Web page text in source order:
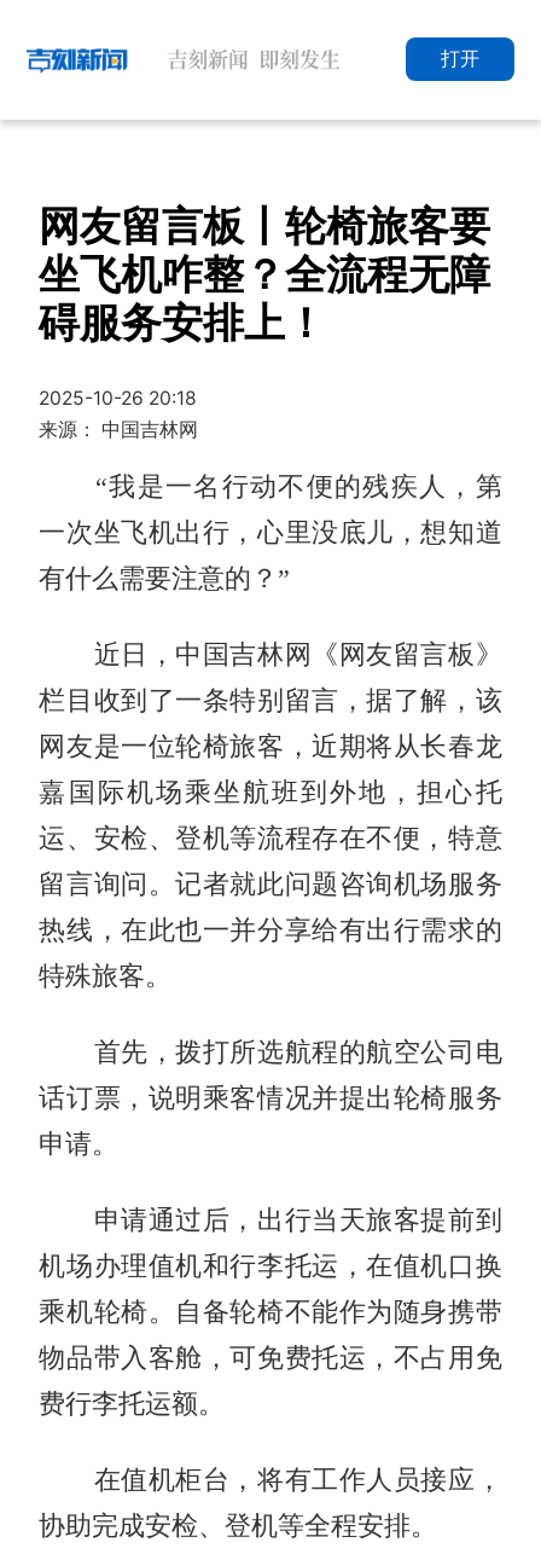
打开
网友留言板丨轮椅旅客要
坐飞机咋整？全流程无障
碍服务安排上！
2025-10-26 20:18
来源： 中国吉林网
“我是一名行动不便的残疾人，第
一次坐飞机出行，心里没底儿，想知道
有什么需要注意的？”
近日，中国吉林网《网友留言板》
栏目收到了一条特别留言，据了解，该
网友是一位轮椅旅客，近期将从长春龙
嘉国际机场乘坐航班到外地，担心托
运、安检、登机等流程存在不便，特意
留言询问。记者就此问题咨询机场服务
热线，在此也一并分享给有出行需求的
特殊旅客。
首先，拨打所选航程的航空公司电
话订票，说明乘客情况并提出轮椅服务
申请。
申请通过后，出行当天旅客提前到
机场办理值机和行李托运，在值机口换
乘机轮椅。自备轮椅不能作为随身携带
物品带入客舱，可免费托运，不占用免
费行李托运额。
在值机柜台，将有工作人员接应，
协助完成安检、登机等全程安排。